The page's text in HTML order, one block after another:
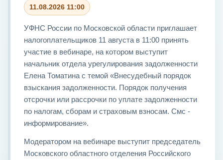
11.08.2026 11:00
УФНС России по Московской области приглашает
налогоплательщиков 11 августа в 11:00 принять
участие в вебинаре, на котором выступит
начальник отдела урегулирования задолженности
Елена Томатина с темой «Внесудебный порядок
взыскания задолженности. Порядок получения
отсрочки или рассрочки по уплате задолженности
по налогам, сборам и страховым взносам. Смс -
информирование».
Модератором на вебинаре выступит председатель
Московского областного отделения Российского